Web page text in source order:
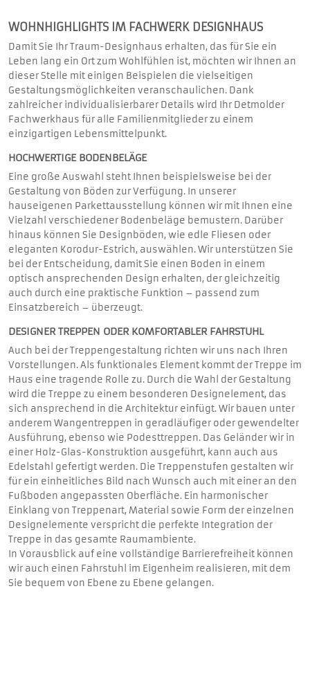
WOHNHIGHLIGHTS IM FACHWERK DESIGNHAUS
Damit Sie Ihr Traum-Designhaus erhalten, das für Sie ein
Leben lang ein Ort zum Wohlfühlen ist, möchten wir Ihnen an
dieser Stelle mit einigen Beispielen die vielseitigen
Gestaltungsmöglichkeiten veranschaulichen. Dank
zahlreicher individualisierbarer Details wird Ihr Detmolder
Fachwerkhaus für alle Familienmitglieder zu einem
einzigartigen Lebensmittelpunkt.
HOCHWERTIGE BODENBELÄGE
Eine große Auswahl steht Ihnen beispielsweise bei der
Gestaltung von Böden zur Verfügung. In unserer
hauseigenen Parkettausstellung können wir mit Ihnen eine
Vielzahl verschiedener Bodenbeläge bemustern. Darüber
hinaus können Sie Designböden, wie edle Fliesen oder
eleganten Korodur-Estrich, auswählen. Wir unterstützen Sie
bei der Entscheidung, damit Sie einen Boden in einem
optisch ansprechenden Design erhalten, der gleichzeitig
auch durch eine praktische Funktion – passend zum
Einsatzbereich – überzeugt.
DESIGNER TREPPEN ODER KOMFORTABLER FAHRSTUHL
Auch bei der Treppengestaltung richten wir uns nach Ihren
Vorstellungen. Als funktionales Element kommt der Treppe im
Haus eine tragende Rolle zu. Durch die Wahl der Gestaltung
wird die Treppe zu einem besonderen Designelement, das
sich ansprechend in die Architektur einfügt. Wir bauen unter
anderem Wangentreppen in geradläufiger oder gewendelter
Ausführung, ebenso wie Podesttreppen. Das Geländer wir in
einer Holz-Glas-Konstruktion ausgeführt, kann auch aus
Edelstahl gefertigt werden. Die Treppenstufen gestalten wir
für ein einheitliches Bild nach Wunsch auch mit einer an den
Fußboden angepassten Oberfläche. Ein harmonischer
Einklang von Treppenart, Material sowie Form der einzelnen
Designelemente verspricht die perfekte Integration der
Treppe in das gesamte Raumambiente.
In Vorausblick auf eine vollständige Barrierefreiheit können
wir auch einen Fahrstuhl im Eigenheim realisieren, mit dem
Sie bequem von Ebene zu Ebene gelangen.